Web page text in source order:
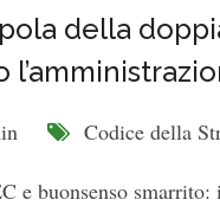
della
Codice della
e buonsenso